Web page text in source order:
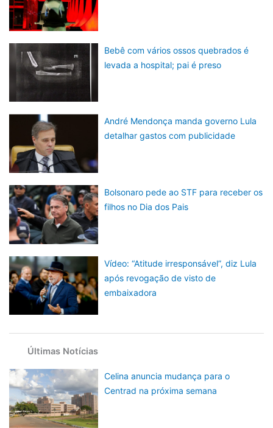
Bebê com vários ossos quebrados é
levada a hospital; pai é preso
André Mendonça manda governo Lula
detalhar gastos com publicidade
Bolsonaro pede ao STF para receber os
filhos no Dia dos Pais
Vídeo: “Atitude irresponsável”, diz Lula
após revogação de visto de
embaixadora
Últimas Notícias
Celina anuncia mudança para o
Centrad na próxima semana